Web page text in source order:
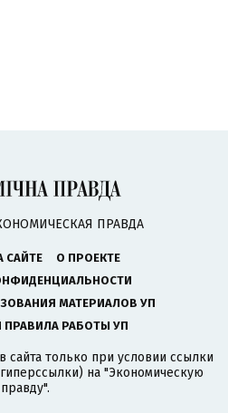
ПРАВДА
САЙТЕ
О ПРОЕКТЕ
МАТЕРИАЛОВ УП
РАБОТЫ УП
сайта только при условии ссылки
на "Экономическую
правду".